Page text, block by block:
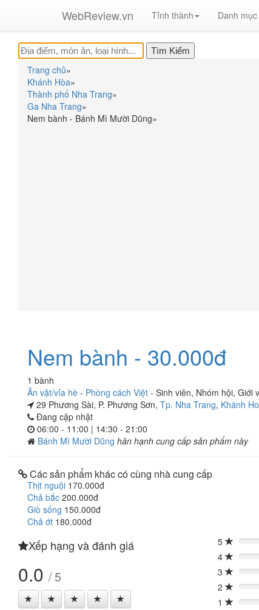
WebReview.vn Tỉnh thành Danh mục
Trang chủ»
Khánh Hòa»
Thành phố Nha Trang»
Ga Nha Trang»
Nem bành - Bánh Mì Mười Dũng»
Nem bành - 30.000đ
1 bành
Ăn vặt/vỉa hè - Phòng cách Việt - Sinh viên, Nhóm hội, Giới
29 Phương Sài, P. Phương Sơn, Tp. Nha Trang, Khánh
Đang cập nhật
06:00 - 11:00 | 14:30 - 21:00
Bánh Mì Mười Dũng hân hạnh cung cấp sản phẩm này
Các sản phẩm khác có cùng nhà cung cấp
Thịt nguội 170.000đ
Chả bắc 200.000đ
Giò sống 150.000đ
Chả ớt 180.000đ
Xếp hạng và đánh giá
0.0 / 5
5 0%
4
0%
3
0%
2
0%
1
0%